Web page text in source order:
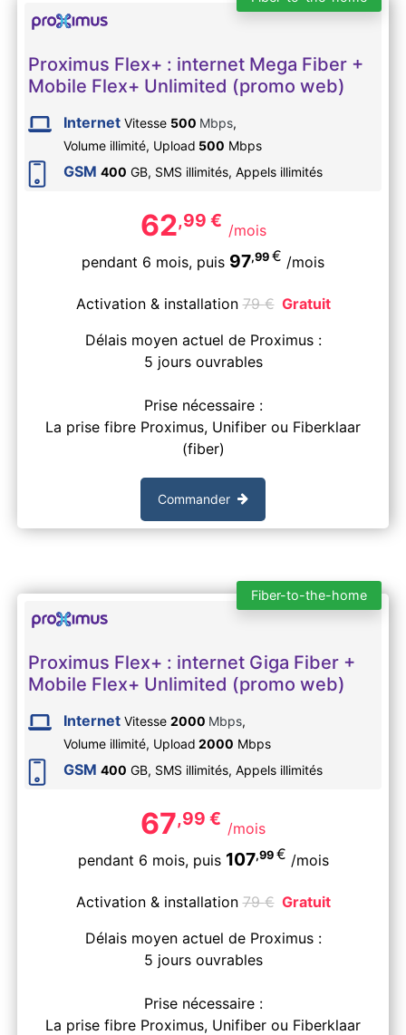
Proximus Flex+ : internet Mega Fiber +
Mobile Flex+ Unlimited (promo web)
Internet Vitesse 500 Mbps,
Volume illimité, Upload 500 Mbps
GSM 400 GB, SMS illimités, Appels illimités
62,99 € /mois
pendant 6 mois, puis 97,99 € /mois
Activation & installation79€ Gratuit
Délais moyen actuel de Proximus :
5 jours ouvrables
Prise nécessaire :
La prise fibre Proximus, Unifiber ou Fiberklaar
(fiber)
Commander
Fiber-to-the-home
Proximus Flex+ : internet Giga Fiber +
Mobile Flex+ Unlimited (promo web)
Internet Vitesse 2000 Mbps,
Volume illimité, Upload 2000 Mbps
GSM 400 GB, SMS illimités, Appels illimités
67,99 € /mois
pendant 6 mois, puis 107,99 € /mois
Activation & installation79€ Gratuit
Délais moyen actuel de Proximus :
5 jours ouvrables
Prise nécessaire :
La prise fibre Proximus, Unifiber ou Fiberklaar